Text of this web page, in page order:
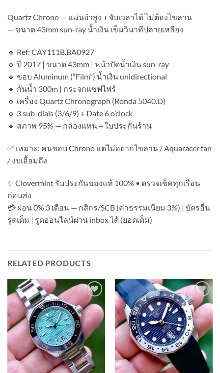
Quartz Chrono — แม่นยำสูง + จับเวลาได้ ไม่ต้องไขลาน
— ขนาด 43mm sun-ray น้ำเงิน เข็มวินาทีปลายเหลือง
🔹 Ref: CAY111B.BA0927
🔹 ปี 2017 | ขนาด 43mm | หน้าปัดน้ำเงิน sun-ray
🔹 ขอบ Aluminum (“Film”) น้ำเงิน unidirectional
🔹 กันน้ำ 300m | กระจกแซฟไฟร์
🔹 เครื่อง Quartz Chronograph (Ronda 5040.D)
🔹 3 sub-dials (3/6/9) + Date 6 o’clock
🔹 สภาพ 95% — กล่องแทน + ใบประกันร้าน
✅ เหมาะ: คนชอบ Chrono แต่ไม่อยากไขลาน / Aquaracer fan
/ งบเอื้อมถึง
✨ Clovermint รับประกันของแท้ 100% • ตรวจเช็คทุกเรือน
ก่อนส่ง
💳 ผ่อน 0% 3 เดือน — กสิกร/SCB (ค่าธรรมเนียม 3%) | บัตรอื่น
รูดเต็ม | รูดออนไลน์ผ่าน inbox ได้ (ยอดเต็ม)
RELATED PRODUCTS
Add to
Wishlist
Add to
Wishlist